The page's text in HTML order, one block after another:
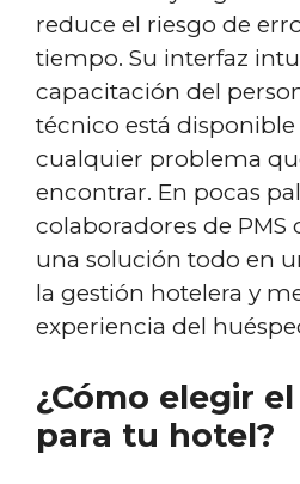
reduce el riesgo de
tiempo. Su interfaz
capacitación del
técnico está disponible
cualquier problema
encontrar. En pocas
colaboradores de PMS
una solución todo en
la gestión hotelera y
experiencia del
¿Cómo elegir
para tu hotel?